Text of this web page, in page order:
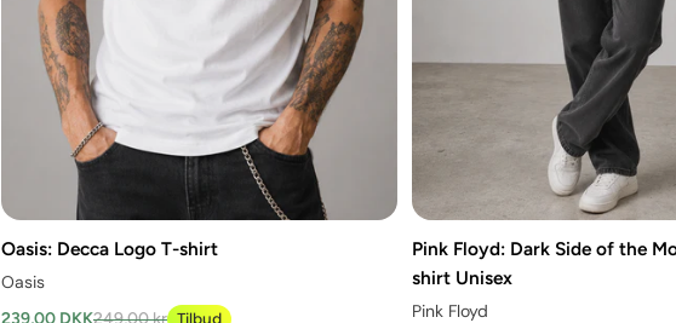
Oasis: Decca Logo T-shirt
Oasis
Pink Floyd: Dark Side of the
shirt Unisex
Pink Floyd